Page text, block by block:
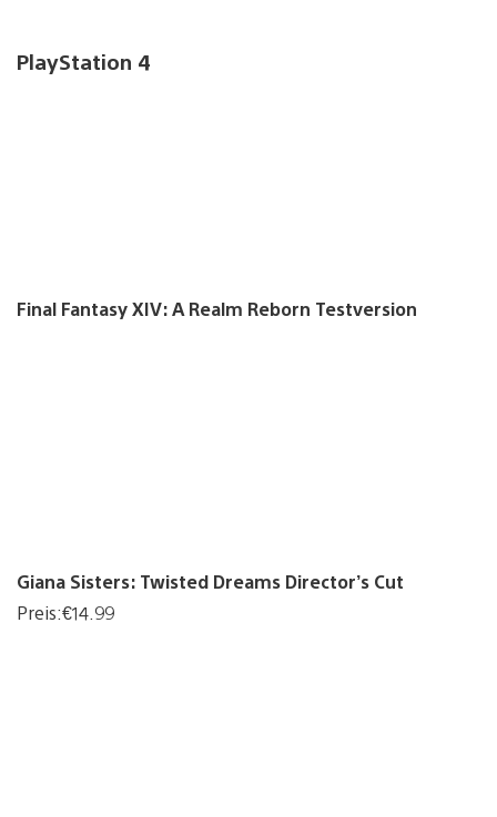
PlayStation 4
Final Fantasy XIV: A Realm Reborn Testversion
Giana Sisters: Twisted Dreams Director’s Cut
Preis:€14.99